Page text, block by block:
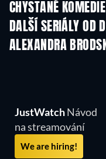
CHYSTANÉ Řada 6
DALŠÍ SERIÁLY OD
ALEXANDRA
TV
JustWatchNávod
na streamování
We are hiring!